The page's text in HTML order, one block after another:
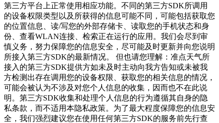
第三方平台上正常使用相应功能。不同的第三方SDK所调用
的设备权限类型以及所获得的信息可能不同，可能包括获取您
的位置信息、读/写您的外部存储卡、读取您的手机状态和身
份、查看WLAN连接、检索正在运行的应用。我们会尽到审
慎义务，努力保障您的信息安全，尽可能及时更新并向您说明
所接入第三方SDK的最新情况。 但也请您理解：准点天气所
接入的第三方SDK提供方如未及时主动向我方告知或未被我
方检测出存在调用您的设备权限、获取您的相关信息的情况，
可能会被认为不涉及对您个人信息的收集，因而也不在此说
明。第三方SDK收集和处理个人信息的行为遵循其自身的隐
私条款，而不适用本隐私政策。为了最大程度保障您的信息安
全，我们强烈建议您在使用任何第三方SDK的服务前先行查